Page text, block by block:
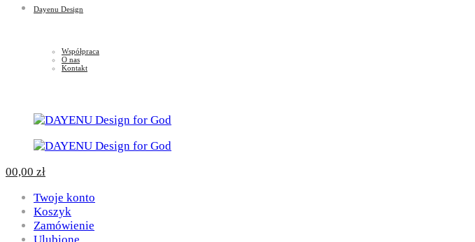
Dayenu Design
Współpraca
O nas
Kontakt
00,00 zł
Twoje konto
Koszyk
Zamówienie